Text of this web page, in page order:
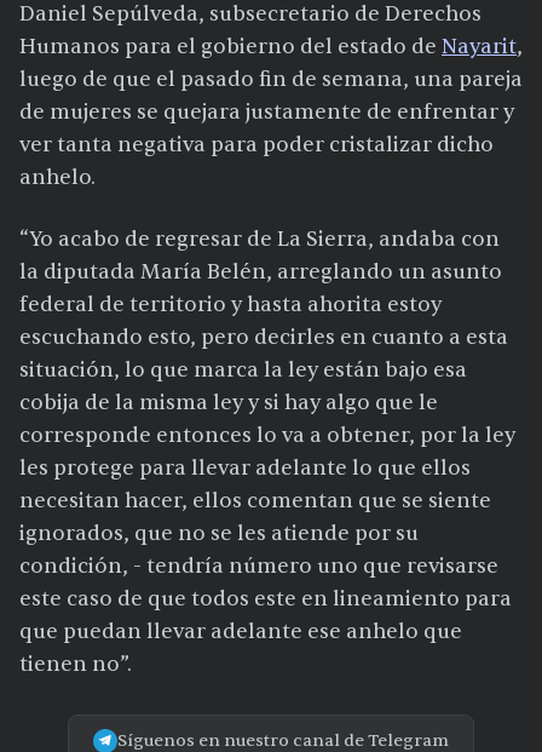
Daniel Sepúlveda, subsecretario de Derechos
Humanos para el gobierno del estado de Nayarit,
luego de que el pasado fin de semana, una pareja
de mujeres se quejara justamente de enfrentar y
ver tanta negativa para poder cristalizar dicho
anhelo.
“Yo acabo de regresar de La Sierra, andaba con
la diputada María Belén, arreglando un asunto
federal de territorio y hasta ahorita estoy
escuchando esto, pero decirles en cuanto a esta
situación, lo que marca la ley están bajo esa
cobija de la misma ley y si hay algo que le
corresponde entonces lo va a obtener, por la ley
les protege para llevar adelante lo que ellos
necesitan hacer, ellos comentan que se siente
ignorados, que no se les atiende por su
condición, - tendría número uno que revisarse
este caso de que todos este en lineamiento para
que puedan llevar adelante ese anhelo que
tienen no”.
Síguenos en nuestro canal de Telegram